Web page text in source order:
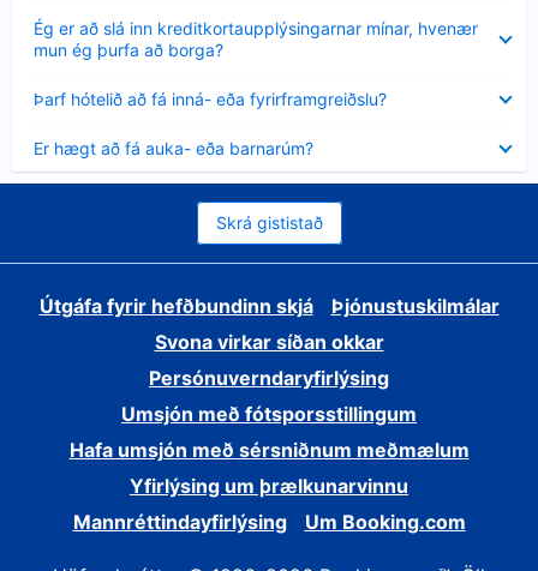
Ég er að slá inn kreditkortaupplýsingarnar mínar, hvenær
mun ég þurfa að borga?
Minna
sýnt
Þarf hótelið að fá inná- eða fyrirframgreiðslu?
sýnt
Er hægt að fá auka- eða barnarúm?
sýnt
Skrá gististað
Útgáfa fyrir hefðbundinn skjá
Þjónustuskilmálar
Svona virkar síðan okkar
Persónuverndaryfirlýsing
Umsjón með fótsporsstillingum
Hafa umsjón með sérsniðnum meðmælum
Yfirlýsing um þrælkunarvinnu
Mannréttindayfirlýsing
Um Booking.com